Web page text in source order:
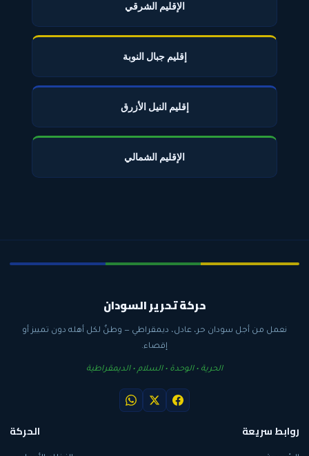
الإقليم الشرقي
إقليم جبال النوبة
إقليم النيل الأزرق
الإقليم الشمالي
حركة تحرير السودان
نعمل من أجل سودان حر، عادل، ديمقراطي — وطنٌ لكل أهله دون تمييز أو
إقصاء.
الحرية • الوحدة • السلام • الديمقراطية
روابط سريعة الحركة